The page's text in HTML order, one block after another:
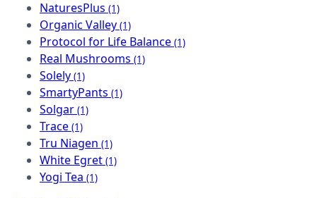
NaturesPlus (1)
Organic Valley (1)
Protocol for Life Balance (1)
Real Mushrooms (1)
Solely (1)
SmartyPants (1)
Solgar (1)
Trace (1)
Tru Niagen (1)
White Egret (1)
Yogi Tea (1)